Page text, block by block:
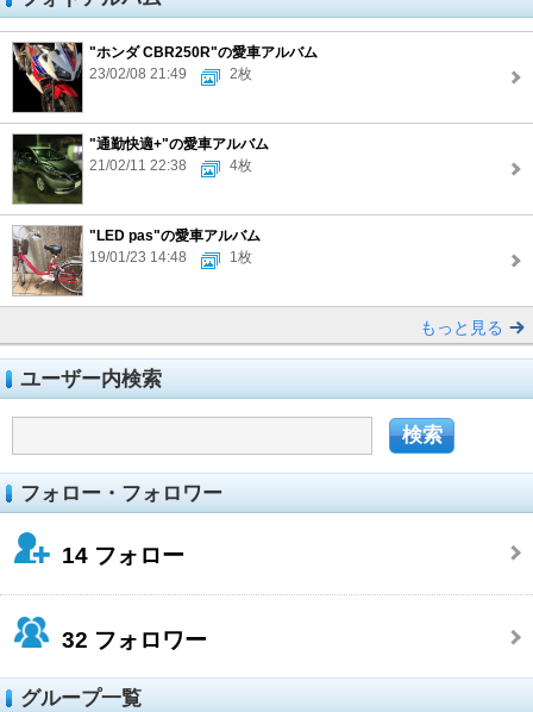
"ホンダ CBR250R"の愛車アルバム
23/02/08 21:49
2枚
"通勤快適+"の愛車アルバム
21/02/11 22:38
4枚
"LED pas"の愛車アルバム
19/01/23 14:48
1枚
もっと見る
ユーザー内検索
フォロー・フォロワー
14 フォロー
32 フォロワー
グループ一覧